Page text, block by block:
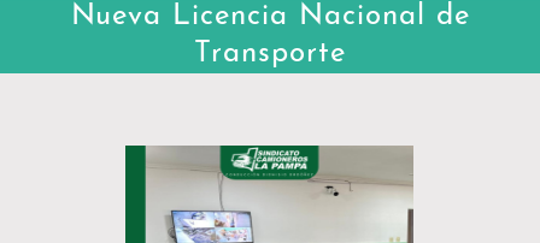
Nueva Licencia Nacional de
Transporte